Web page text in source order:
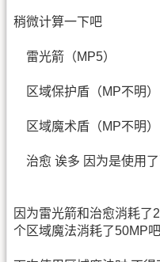
稍微计算一下吧
雷光箭（MP5）
区域保护盾（MP不明）
区域魔术盾（MP不明）
治愈 诶多 因为是使用了
因为雷光箭和治愈消耗了
个区域魔法消耗了50MP